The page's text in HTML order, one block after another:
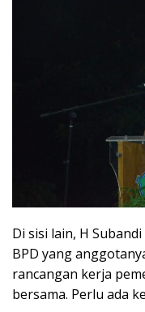
Di sisi lain, H
BPD yang
rancangan kerja
bersama. Perlu ada